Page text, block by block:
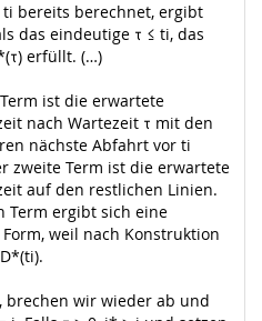
ti bereits berechnet, ergibt
das eindeutige τ ≤ ti, das
erfüllt. (…)
ist die erwartete
nach Wartezeit τ mit den
nächste Abfahrt vor ti
zweite Term ist die erwartete
auf den restlichen Linien.
Term ergibt sich eine
weil nach Konstruktion
brechen wir wieder ab und